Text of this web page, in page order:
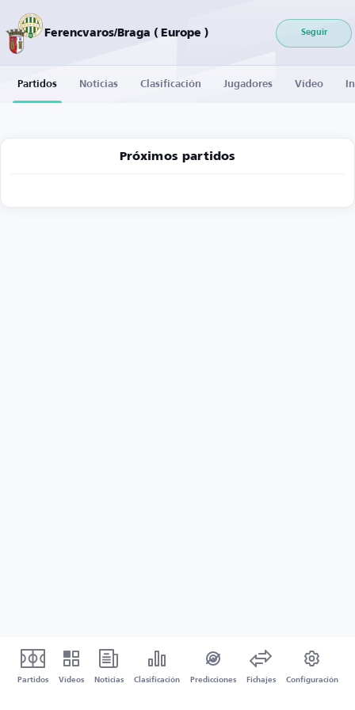
Ferencvaros/Braga ( Europe ) Seguir
Partidos Noticias Clasificación Jugadores Vídeo
Próximos partidos
Partidos Vídeos Noticias Clasificación Predicciones Fichajes Configuración